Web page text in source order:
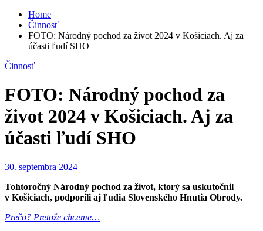
Home
Činnosť
FOTO: Národný pochod za život 2024 v Košiciach. Aj za
účasti ľudí SHO
Činnosť
FOTO: Národný pochod za
život 2024 v Košiciach. Aj za
účasti ľudí SHO
30. septembra 2024
Tohtoročný Národný pochod za život, ktorý sa uskutočnil
v Košiciach, podporili aj ľudia Slovenského Hnutia Obrody.
Prečo? Pretože chceme…